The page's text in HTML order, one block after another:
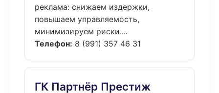
реклама: снижаем издержки,
повышаем управляемость,
минимизируем риски....
Телефон: 8 (991) 357 46 31
ГК Партнёр Престиж